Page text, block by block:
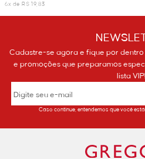
6x de R$ 19,83
Cadastre-se agora e fique por
e promoções que preparamos
lista VIP!
Caso continue, entendemos que você